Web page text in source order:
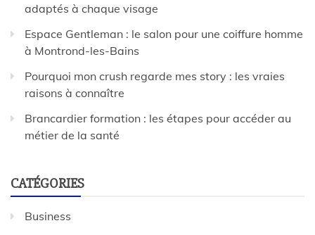
adaptés à chaque visage
Espace Gentleman : le salon pour une coiffure homme
à Montrond-les-Bains
Pourquoi mon crush regarde mes story : les vraies
raisons à connaître
Brancardier formation : les étapes pour accéder au
métier de la santé
CATÉGORIES
Business